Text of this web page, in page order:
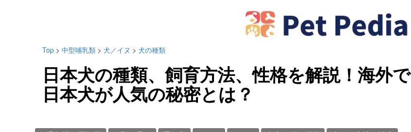
Top > 中型哺乳類 > 犬／イヌ > 犬の種類
日本犬の種類、飼育方法、性格を解説！海外で
日本犬が人気の秘密とは？